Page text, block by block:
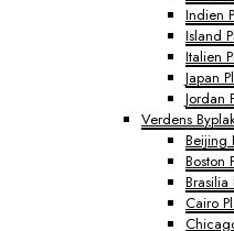
Indien
Island
Italien
Japan
Jordan
Verdens
Beijing
Boston
Brasilia
Cairo